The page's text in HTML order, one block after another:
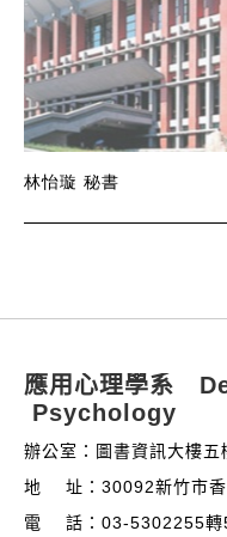
林怡璇 秘書
應用心理學系
Psychology
辦公室：圖書資訊大樓五
地 址：30092新竹市香
電 話：03-5302255轉